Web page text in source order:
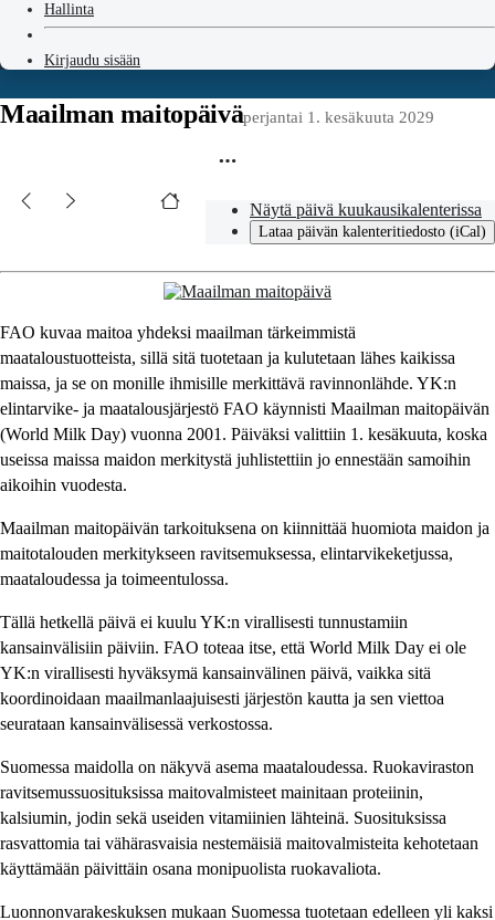
Hallinta
Kirjaudu sisään
Maailman maitopäiväperjantai 1. kesäkuuta 2029
Näytä päivä kuukausikalenterissa
Lataa päivän kalenteritiedosto (iCal)
FAO kuvaa maitoa yhdeksi maailman tärkeimmistä
maataloustuotteista, sillä sitä tuotetaan ja kulutetaan lähes kaikissa
maissa, ja se on monille ihmisille merkittävä ravinnonlähde. YK:n
elintarvike- ja maatalousjärjestö FAO käynnisti Maailman maitopäivän
(World Milk Day) vuonna 2001. Päiväksi valittiin 1. kesäkuuta, koska
useissa maissa maidon merkitystä juhlistettiin jo ennestään samoihin
aikoihin vuodesta.
Maailman maitopäivän tarkoituksena on kiinnittää huomiota maidon ja
maitotalouden merkitykseen ravitsemuksessa, elintarvikeketjussa,
maataloudessa ja toimeentulossa.
Tällä hetkellä päivä ei kuulu YK:n virallisesti tunnustamiin
kansainvälisiin päiviin. FAO toteaa itse, että World Milk Day ei ole
YK:n virallisesti hyväksymä kansainvälinen päivä, vaikka sitä
koordinoidaan maailmanlaajuisesti järjestön kautta ja sen viettoa
seurataan kansainvälisessä verkostossa.
Suomessa maidolla on näkyvä asema maataloudessa. Ruokaviraston
ravitsemussuosituksissa maitovalmisteet mainitaan proteiinin,
kalsiumin, jodin sekä useiden vitamiinien lähteinä. Suosituksissa
rasvattomia tai vähärasvaisia nestemäisiä maitovalmisteita kehotetaan
käyttämään päivittäin osana monipuolista ruokavaliota.
Luonnonvarakeskuksen mukaan Suomessa tuotetaan edelleen yli kaksi